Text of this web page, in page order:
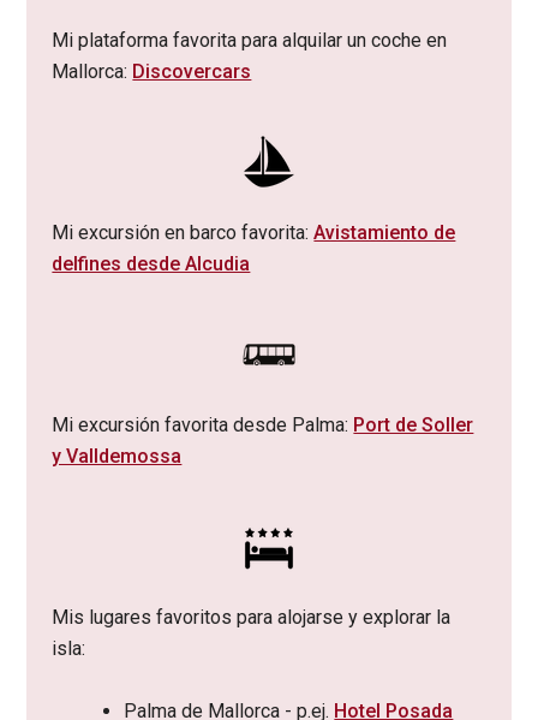
Mi plataforma favorita para alquilar un coche en
Mallorca: Discovercars
Mi excursión en barco favorita:Avistamiento de
delfines desde Alcudia
Mi excursión favorita desde Palma: Port de Soller
y Valldemossa
Mis lugares favoritos para alojarse y explorar la
isla:
Palma de Mallorca - p.ej. Hotel Posada